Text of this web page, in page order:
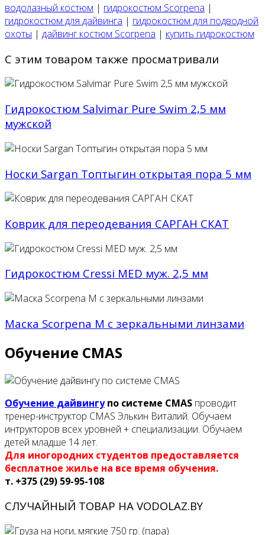
водолазный костюм | гидрокостюм Scorpena |
гидрокостюм для дайвинга | гидрокостюм для подводной
охоты | дайвинг костюм Scorpena | купить гидрокостюм
С этим товаром также просматривали
Гидрокостюм Salvimar Pure Swim 2,5 мм
мужской
Носки Sargan Топтыгин открытая пора 5 мм
Коврик для переодевания САРГАН СКАТ
Гидрокостюм Cressi MED муж. 2,5 мм
Маска Scorpena M с зеркальными линзами
Обучение CMAS
Обучение дайвингупо системе CMAS проводит
тренер-инструктор CMAS Элькин Виталий. Обучаем
интрукторов всех уровней + специализации. Обучаем
детей младше 14 лет.
Для иногородних студентов предоставляется
бесплатное жилье на все время обучения.
т. +375 (29) 59-95-108
СЛУЧАЙНЫЙ ТОВАР НА VODOLAZ.BY